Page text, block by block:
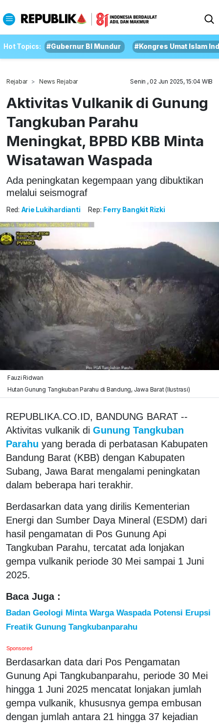
Hot Topics: #Gubernur BI Mundur #Kongres Umat Islam
Rejabar News Rejabar Senin , 02 Jun 2025, 15:04 WIB
Aktivitas Vulkanik di Gunung
Tangkuban Parahu
Meningkat, BPBD KBB Minta
Wisatawan Waspada
Ada peningkatan kegempaan yang dibuktikan
melalui seismograf
Red: Arie Lukihardianti Rep: Ferry Bangkit Rizki
Fauzi Ridwan
Hutan Gunung Tangkuban Parahu di Bandung, Jawa Barat (Ilustrasi)
REPUBLIKA.CO.ID, BANDUNG BARAT --
Aktivitas vulkanik di Gunung Tangkuban
Parahu yang berada di perbatasan Kabupaten
Bandung Barat (KBB) dengan Kabupaten
Subang, Jawa Barat mengalami peningkatan
dalam beberapa hari terakhir.
Berdasarkan data yang dirilis Kementerian
Energi dan Sumber Daya Mineral (ESDM) dari
hasil pengamatan di Pos Gunung Api
Tangkuban Parahu, tercatat ada lonjakan
gempa vulkanik periode 30 Mei sampai 1 Juni
2025.
Baca Juga :
Badan Geologi Minta Warga Waspada Potensi Erupsi
Freatik Gunung Tangkubanparahu
Sponsored
Berdasarkan data dari Pos Pengamatan
Gunung Api Tangkubanparahu, periode 30 Mei
hingga 1 Juni 2025 mencatat lonjakan jumlah
gempa vulkanik, khususnya gempa embusan
dengan jumlah antara 21 hingga 37 kejadian